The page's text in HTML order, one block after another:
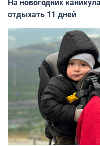
На новогодних
отдыхать 11 дней